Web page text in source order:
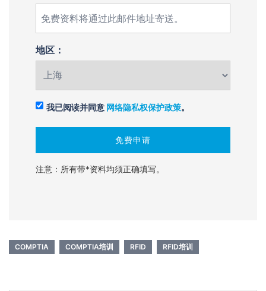
地区：
我已阅读并同意 网络隐私权保护政策。
注意：所有带*资料均须正确填写。
COMPTIA COMPTIA培训 RFID RFID培训